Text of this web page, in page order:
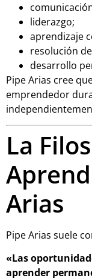
liderazgo;
aprendizaje
resolución
desarrollo
Pipe Arias cree
emprendedor
La
Arias
Pipe Arias suele
«Las
aprender